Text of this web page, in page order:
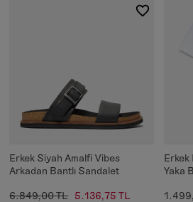
Erkek Siyah Amalfi Vibes
Arkadan Bantlı Sandalet
6.849,00 TL 5.136,75 TL
Erkek
Yaka